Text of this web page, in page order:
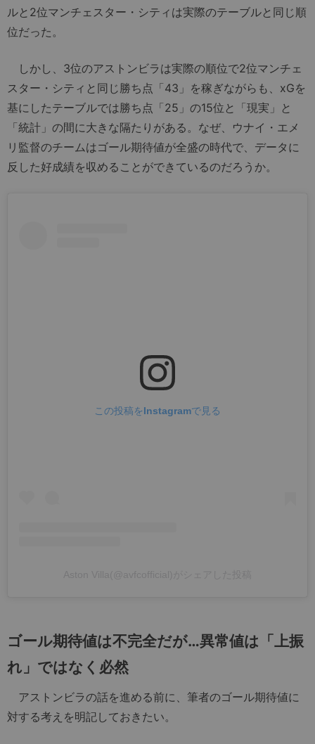
ルと2位マンチェスター・シティは実際のテーブルと同じ順
位だった。
しかし、3位のアストンビラは実際の順位で2位マンチェ
スター・シティと同じ勝ち点「43」を稼ぎながらも、xGを
基にしたテーブルでは勝ち点「25」の15位と「現実」と
「統計」の間に大きな隔たりがある。なぜ、ウナイ・エメ
リ監督のチームはゴール期待値が全盛の時代で、データに
反した好成績を収めることができているのだろうか。
この投稿をInstagramで見る
ゴール期待値は不完全だが…異常値は「上振
れ」ではなく必然
アストンビラの話を進める前に、筆者のゴール期待値に
対する考えを明記しておきたい。